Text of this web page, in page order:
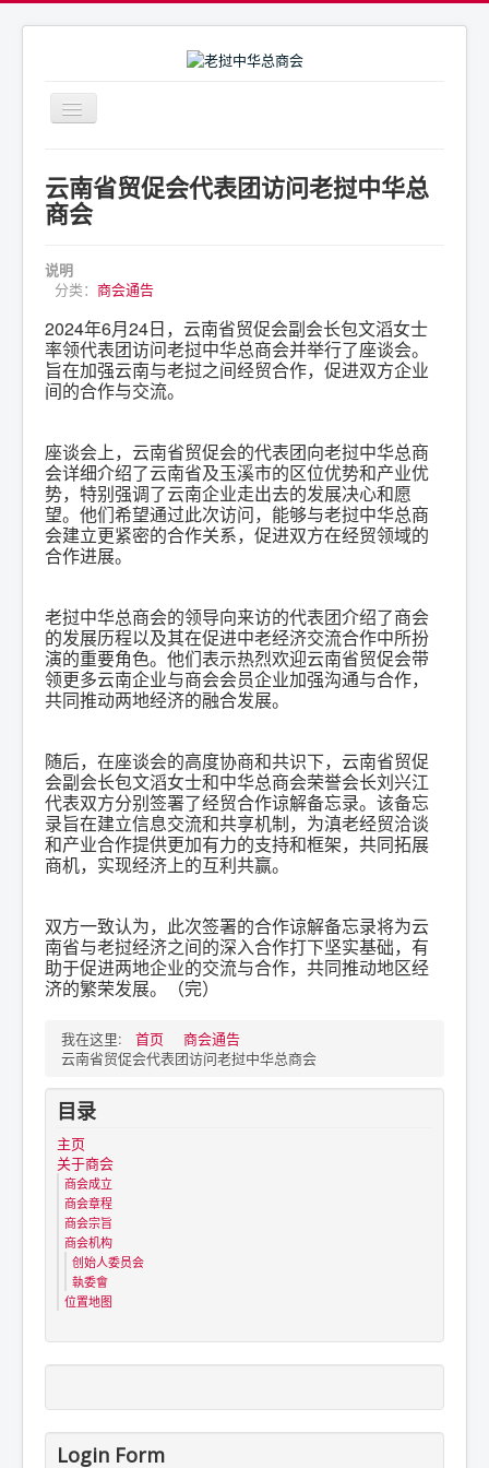
导
航
商会通告
联系我们
云南省贸促会代表团访问老挝中华总
商会
说明
分类： 商会通告
2024年6月24日，云南省贸促会副会长包文滔女士
率领代表团访问老挝中华总商会并举行了座谈会。
旨在加强云南与老挝之间经贸合作，促进双方企业
间的合作与交流。
座谈会上，云南省贸促会的代表团向老挝中华总商
会详细介绍了云南省及玉溪市的区位优势和产业优
势，特别强调了云南企业走出去的发展决心和愿
望。他们希望通过此次访问，能够与老挝中华总商
会建立更紧密的合作关系，促进双方在经贸领域的
合作进展。
老挝中华总商会的领导向来访的代表团介绍了商会
的发展历程以及其在促进中老经济交流合作中所扮
演的重要角色。他们表示热烈欢迎云南省贸促会带
领更多云南企业与商会会员企业加强沟通与合作，
共同推动两地经济的融合发展。
随后，在座谈会的高度协商和共识下，云南省贸促
会副会长包文滔女士和中华总商会荣誉会长刘兴江
代表双方分别签署了经贸合作谅解备忘录。该备忘
录旨在建立信息交流和共享机制，为滇老经贸洽谈
和产业合作提供更加有力的支持和框架，共同拓展
商机，实现经济上的互利共赢。
双方一致认为，此次签署的合作谅解备忘录将为云
南省与老挝经济之间的深入合作打下坚实基础，有
助于促进两地企业的交流与合作，共同推动地区经
济的繁荣发展。（完）
我在这里: 首页
商会通告
云南省贸促会代表团访问老挝中华总商会
目录
主页
关于商会
商会成立
商会章程
商会宗旨
商会机构
创始人委员会
執委會
位置地图
Login Form